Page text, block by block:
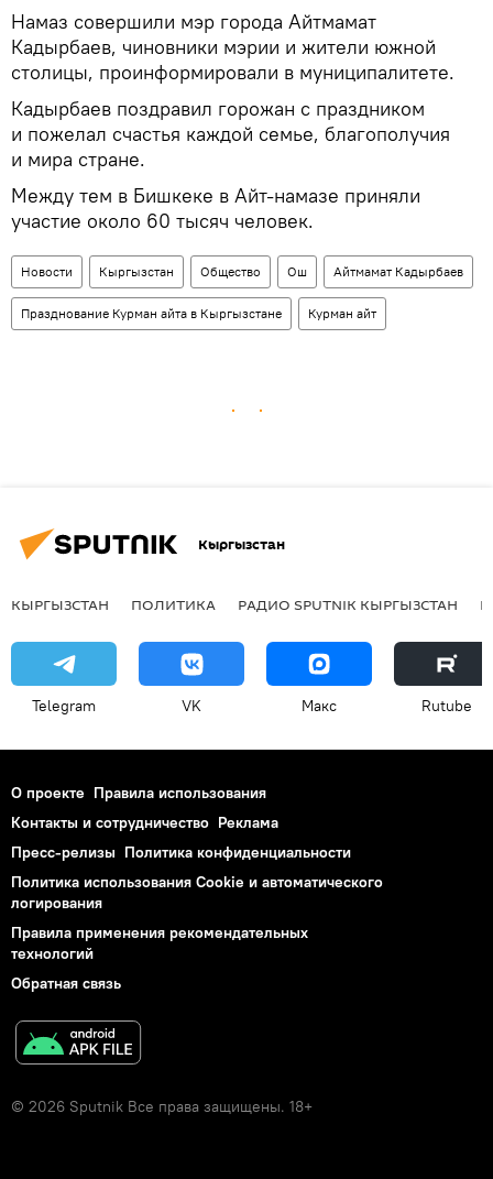
Намаз совершили мэр города Айтмамат
Кадырбаев, чиновники мэрии и жители южной
столицы, проинформировали в муниципалитете.
Кадырбаев поздравил горожан с праздником
и пожелал счастья каждой семье, благополучия
и мира стране.
Между тем в Бишкеке в Айт-намазе приняли
участие около 60 тысяч человек.
Новости Кыргызстан Общество Ош Айтмамат Кадырбаев
Празднование Курман айта в Кыргызстане Курман айт
Кыргызстан
КЫРГЫЗСТАН ПОЛИТИКА РАДИО SPUTNIK КЫРГЫЗСТАН
Telegram VK Макс Rutube
О проекте Правила использования
Контакты и сотрудничество Реклама
Пресс-релизы Политика конфиденциальности
Политика использования Cookie и автоматического
логирования
Правила применения рекомендательных
технологий
Обратная связь
© 2026 Sputnik Все права защищены. 18+